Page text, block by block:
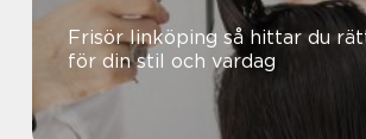
Frisör linköping så hittar du rätt salong
för din stil och vardag